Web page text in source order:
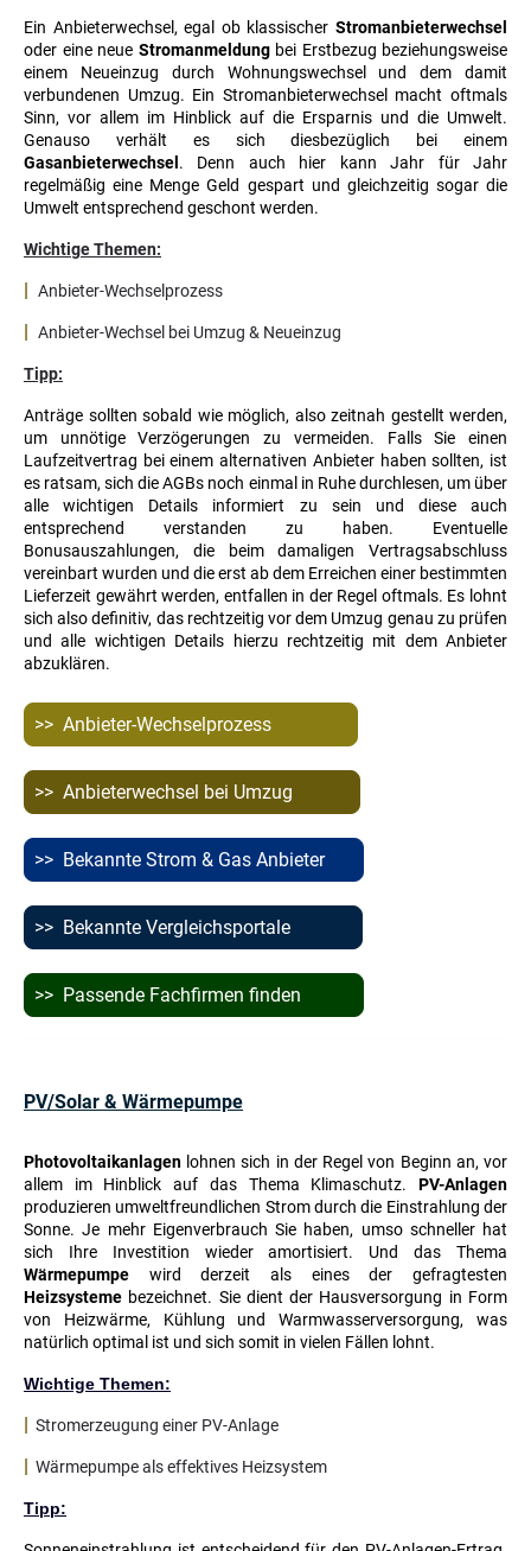
Ein Anbieterwechsel, egal ob klassischer Stromanbieterwechsel
oder eine neue Stromanmeldungbei Erstbezug beziehungsweise
einem Neueinzug durch Wohnungswechsel und dem damit
verbundenen Umzug. Ein Stromanbieterwechsel macht oftmals
Sinn, vor allem im Hinblick auf die Ersparnis und die Umwelt.
Genauso verhält es sich diesbezüglich bei einem
Gasanbieterwechsel. Denn auch hier kann Jahr für Jahr
regelmäßig eine Menge Geld gespart und gleichzeitig sogar die
Umwelt entsprechend geschont werden.
Wichtige Themen:
| Anbieter-Wechselprozess
| Anbieter-Wechsel bei Umzug & Neueinzug
Tipp:
Anträge sollten sobald wie möglich, also zeitnah gestellt werden,
um unnötige Verzögerungen zu vermeiden. Falls Sie einen
Laufzeitvertrag bei einem alternativen Anbieter haben sollten, ist
es ratsam, sich die AGBs noch einmal in Ruhe durchlesen, um über
alle wichtigen Details informiert zu sein und diese auch
entsprechend verstanden zu haben. Eventuelle
Bonusauszahlungen, die beim damaligen Vertragsabschluss
vereinbart wurden und die erst ab dem Erreichen einer bestimmten
Lieferzeit gewährt werden, entfallen in der Regel oftmals. Es lohnt
sich also definitiv, das rechtzeitig vor dem Umzug genau zu prüfen
und alle wichtigen Details hierzu rechtzeitig mit dem Anbieter
abzuklären.
>> Anbieter-Wechselprozess
>> Anbieterwechsel bei Umzug
>> Bekannte Strom & Gas Anbieter
>> Bekannte Vergleichsportale
>> Passende Fachfirmen finden
PV/Solar & Wärmepumpe
Photovoltaikanlagen lohnen sich in der Regel von Beginn an, vor
allem im Hinblick auf das Thema Klimaschutz. PV-Anlagen
produzieren umweltfreundlichen Strom durch die Einstrahlung der
Sonne. Je mehr Eigenverbrauch Sie haben, umso schneller hat
sich Ihre Investition wieder amortisiert. Und das Thema
Wärmepumpe wird derzeit als eines der gefragtesten
Heizsysteme bezeichnet. Sie dient der Hausversorgung in Form
von Heizwärme, Kühlung und Warmwasserversorgung, was
natürlich optimal ist und sich somit in vielen Fällen lohnt.
Wichtige Themen:
| Stromerzeugung einer PV-Anlage
| Wärmepumpe als effektives Heizsystem
Tipp: